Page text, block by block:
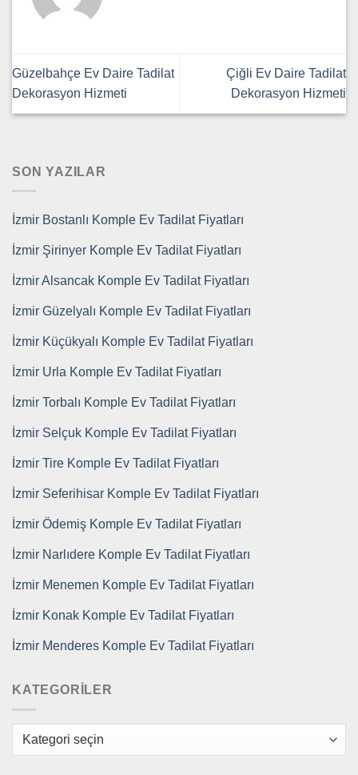
Güzelbahçe Ev Daire Tadilat
Dekorasyon Hizmeti
Çiğli Ev Daire Tadilat
Dekorasyon Hizmeti
SON YAZILAR
İzmir Bostanlı Komple Ev Tadilat Fiyatları
İzmir Şirinyer Komple Ev Tadilat Fiyatları
İzmir Alsancak Komple Ev Tadilat Fiyatları
İzmir Güzelyalı Komple Ev Tadilat Fiyatları
İzmir Küçükyalı Komple Ev Tadilat Fiyatları
İzmir Urla Komple Ev Tadilat Fiyatları
İzmir Torbalı Komple Ev Tadilat Fiyatları
İzmir Selçuk Komple Ev Tadilat Fiyatları
İzmir Tire Komple Ev Tadilat Fiyatları
İzmir Seferihisar Komple Ev Tadilat Fiyatları
İzmir Ödemiş Komple Ev Tadilat Fiyatları
İzmir Narlıdere Komple Ev Tadilat Fiyatları
İzmir Menemen Komple Ev Tadilat Fiyatları
İzmir Konak Komple Ev Tadilat Fiyatları
İzmir Menderes Komple Ev Tadilat Fiyatları
KATEGORILER
Kategoriler